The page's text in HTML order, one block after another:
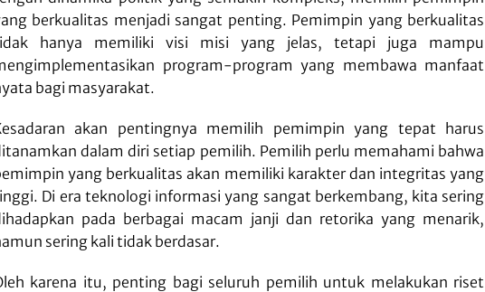
berkualitas menjadi sangat penting. Pemimpin yang berkualitas
hanya memiliki visi misi yang jelas, tetapi juga mampu
program-program yang membawa manfaat
bagi masyarakat.
akan pentingnya memilih pemimpin yang tepat harus
dalam diri setiap pemilih. Pemilih perlu memahami bahwa
yang berkualitas akan memiliki karakter dan integritas yang
Di era teknologi informasi yang sangat berkembang, kita sering
pada berbagai macam janji dan retorika yang menarik,
sering kali tidak berdasar.
karena itu, penting bagi seluruh pemilih untuk melakukan riset